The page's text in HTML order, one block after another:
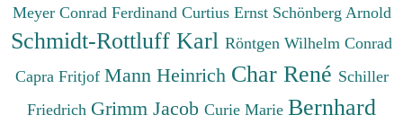
Meyer Conrad Ferdinand Curtius Ernst Schönberg Arnold
Schmidt-Rottluff Karl Röntgen Wilhelm Conrad
Capra Fritjof Mann Heinrich Char René Schiller
Friedrich Grimm Jacob Curie Marie Bernhard